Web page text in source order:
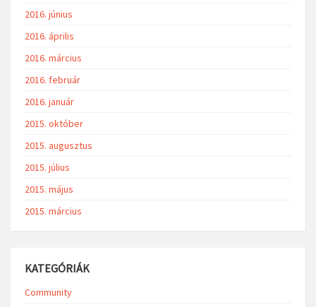
2016. június
2016. április
2016. március
2016. február
2016. január
2015. október
2015. augusztus
2015. július
2015. május
2015. március
KATEGÓRIÁK
Community